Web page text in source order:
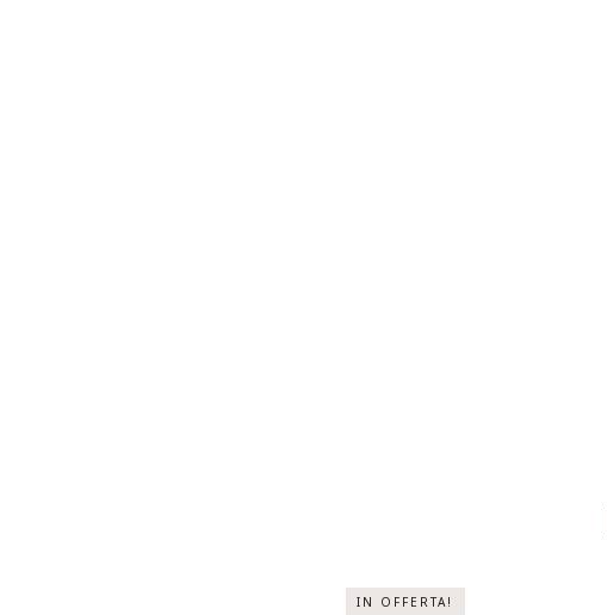
IN OFFERTA!